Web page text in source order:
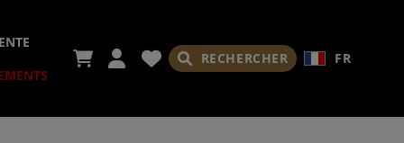
RECHERCHER FR